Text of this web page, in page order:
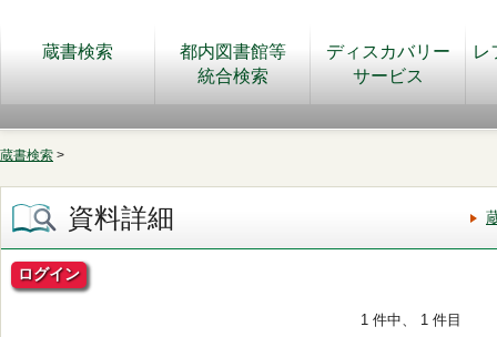
蔵書検索
都内図書館等
統合検索
ディスカバリー
サービス
レ
蔵書検索 >
資料詳細
ログイン
1 件中、 1 件目